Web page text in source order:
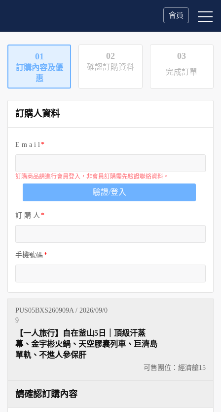
會員
01
訂購內容及優
惠
02
確認訂購資料
03
完成訂單
訂購人資料
E m a i l
訂購商品請進行會員登入，非會員訂購需先驗證聯絡資料。
驗證/登入
訂 購 人
手機號碼
PUS05BXS260909A / 2026/09/0
9
可售團位：經濟艙15
【一人旅行】自在釜山5日｜頂級汗蒸
幕、金宇彬火鍋、天空膠囊列車、巨濟島
單軌、不進人參保肝
請確認訂購內容